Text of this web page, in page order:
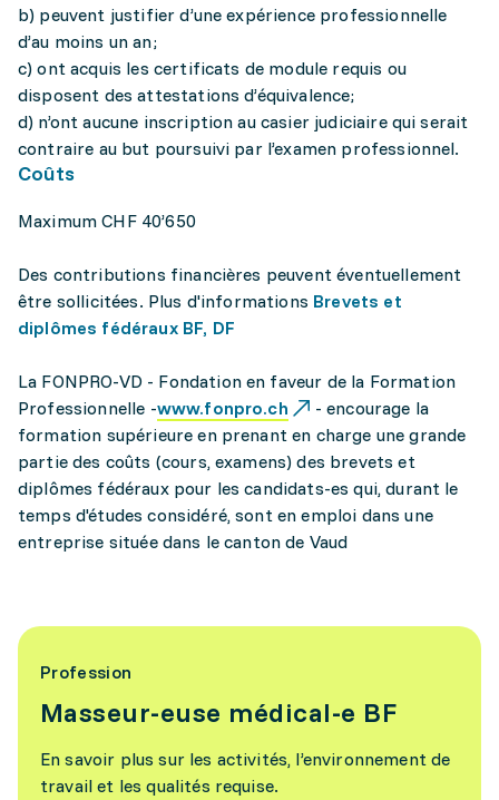
b) peuvent justifier d’une expérience professionnelle
d’au moins un an;
c) ont acquis les certificats de module requis ou
disposent des attestations d’équivalence;
d) n’ont aucune inscription au casier judiciaire qui serait
contraire au but poursuivi par l’examen professionnel.
Coûts
Maximum CHF 40’650
Des contributions financières peuvent éventuellement
être sollicitées. Plus d'informations Brevets et
diplômes fédéraux BF, DF
La FONPRO-VD - Fondation en faveur de la Formation
Professionnelle -www.fonpro.ch
- encourage la
formation supérieure en prenant en charge une grande
partie des coûts (cours, examens) des brevets et
diplômes fédéraux pour les candidats-es qui, durant le
temps d'études considéré, sont en emploi dans une
entreprise située dans le canton de Vaud
Profession
Masseur-euse médical-e BF
En savoir plus sur les activités, l’environnement de
travail et les qualités requise.